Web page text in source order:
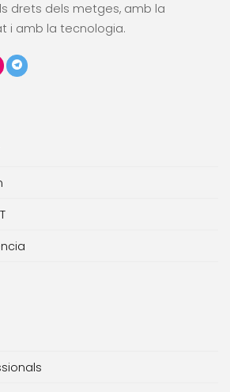
drets dels metges, amb la
i amb la tecnologia.